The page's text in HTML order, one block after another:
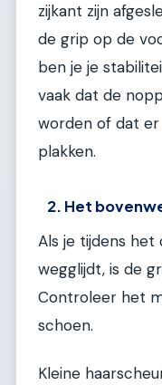
zijkant zijn
de grip op de
ben je je
vaak dat de
worden of dat
plakken.
2. Het
Als je tijdens het
wegglijdt, is de
Controleer het
schoen.
Kleine